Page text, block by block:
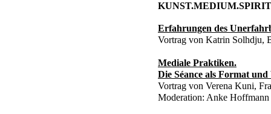
Erfahrungen des
Vortrag von Katrin Solhdju,
Mediale Praktiken.
Die Séance als Format
Vortrag von Verena Kuni,
Moderation: Anke Hoffmann